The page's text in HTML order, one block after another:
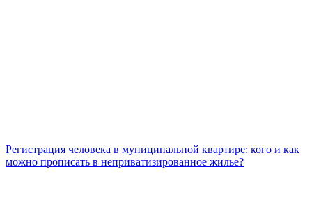
Регистрация человека в муниципальной квартире: кого и как
можно прописать в неприватизированное жилье?